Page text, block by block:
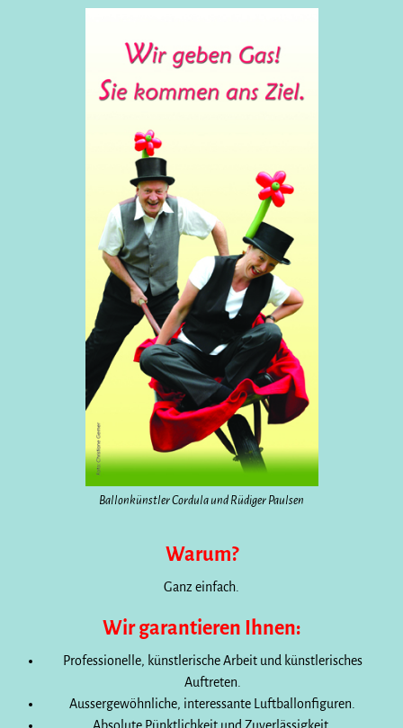
Ballonkünstler Cordula und Rüdiger Paulsen
Warum?
Ganz einfach.
Wir garantieren Ihnen:
Professionelle, künstlerische Arbeit und künstlerisches
Auftreten.
Aussergewöhnliche, interessante Luftballonfiguren.
Absolute Pünktlichkeit und Zuverlässigkeit.